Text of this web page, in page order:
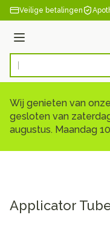
Ga naar de inhoud
Veilige betalingen
Menu
Product, merk,
Wij genieten van
gesloten van
augustus. Maandag
Applicator